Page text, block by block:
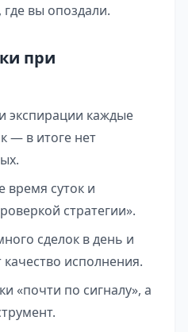
вы опоздали.
при
экспирации каждые
— в итоге нет
время суток и
стратегии».
сделок в день и
исполнения.
«почти по сигналу», а